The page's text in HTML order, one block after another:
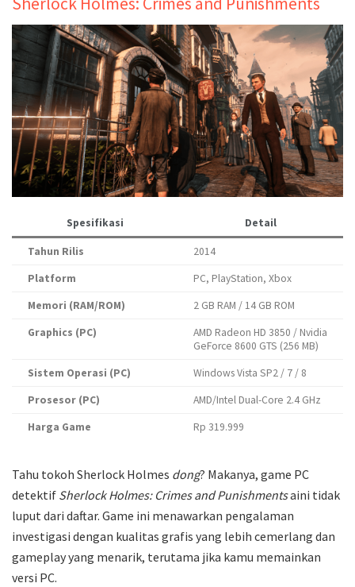
Spesifikasi Detail
Tahun Rilis
2014
Platform
PC, PlayStation, Xbox
Memori (RAM/ROM)
2 GB RAM / 14 GB ROM
Graphics (PC)
AMD Radeon HD 3850 / Nvidia
GeForce 8600 GTS (256 MB)
Sistem Operasi (PC)
Windows Vista SP2 / 7 / 8
Prosesor (PC)
AMD/Intel Dual-Core 2.4 GHz
Harga Game
Rp 319.999
Tahu tokoh Sherlock Holmes dong? Makanya, game PC
detektif Sherlock Holmes: Crimes and Punishmentsaini tidak
luput dari daftar. Game ini menawarkan pengalaman
investigasi dengan kualitas grafis yang lebih cemerlang dan
gameplay yang menarik, terutama jika kamu memainkan
versi PC.